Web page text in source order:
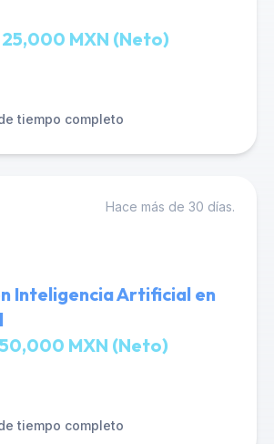
MXN (Neto)
tiempo completo
Hace más de 30 días.
Inteligencia Artificial en
MXN (Neto)
tiempo completo